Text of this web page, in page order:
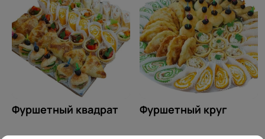
Фуршетный квадрат Фуршетный круг